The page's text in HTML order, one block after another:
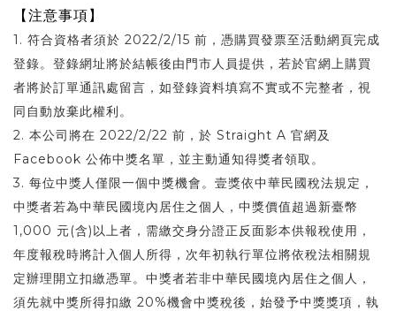
【注意事項】
1. 符合資格者須於 2022/2/15 前，憑購買發票至活動網頁完成
登錄。登錄網址將於結帳後由門市人員提供，若於官網上購買
者將於訂單通訊處留言，如登錄資料填寫不實或不完整者，視
同自動放棄此權利。
2. 本公司將在 2022/2/22 前，於 Straight A 官網及
Facebook 公佈中獎名單，並主動通知得獎者領取。
3. 每位中獎人僅限一個中獎機會。壹獎依中華民國稅法規定，
中獎者若為中華民國境內居住之個人，中獎價值超過新臺幣
1,000 元(含)以上者，需繳交身分證正反面影本供報稅使用，
年度報稅時將計入個人所得，次年初執行單位將依稅法相關規
定辦理開立扣繳憑單。中獎者若非中華民國境內居住之個人，
須先就中獎所得扣繳 20%機會中獎稅後，始發予中獎獎項，執